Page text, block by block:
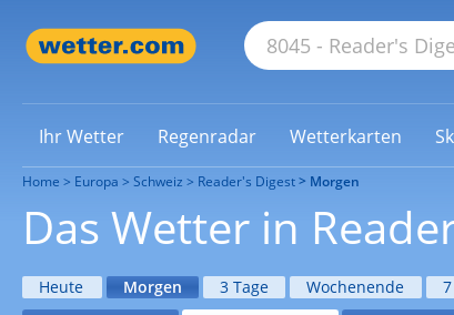
Ihr Wetter Regenradar Wetterkarten
Home Europa Schweiz Reader's Digest Morgen
Das Wetter in
Heute Morgen 3 Tage Wochenende